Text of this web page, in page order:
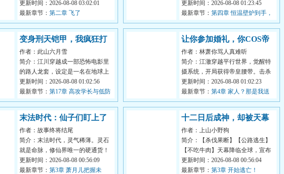
柴桥，小名也是柴桥，石桥千年不
塌，柴桥...
更新时间：2026-08-08 03:02:01
最新章节： 第二章 飞了
友和铁哥们联手推入冰湖之中溺
亡，到死他才...
更新时间：2026-08-08 01:23:45
最新章节： 第四章 恒温壁炉到手，
秦慧兰的奸情暴露
变身刑天铠甲，我疯狂打
脸弹幕
作者：此山六月雪
简介：江川穿越成一部恐怖电影里
的路人龙套，设定是一名在地球上
过着普通生活的大二学生，不料在
一次意外...
更新时间：2026-08-08 01:02:56
最新章节： 第17章 高攻学长与低防
学妹
让你参加婚礼，你COS帝
皇侠？
作者：林萧你骂人真难听
简介：江澈穿越平行世界，觉醒特
摄系统，开局获得帝皇腰带。击杀
怪物就能获得积分兑换奖励。从终
极帝皇到...
更新时间：2026-08-08 01:02:23
最新章节： 第4章 家人？那是我送
给我老婆的新婚礼物
末法时代：仙子们盯上了
我的灵石
作者：故事终将结尾
简介：末法时代，灵气稀薄。灵石
就是命脉，修仙界唯一的硬通货！
穿越而来的陈不凡没有灵根，本以
为只能当...
更新时间：2026-08-08 00:56:09
最新章节： 第3章 萧月儿把握未
十二日后成神，却被天幕
曝光了！
作者：上山小野狗
简介：【杀伐果断】【公路逃生】
【不吃牛肉】天幕降临全球，宣布
顾明将在十二日后获得超神力量。
在此之前...
更新时间：2026-08-08 00:56:04
最新章节： 第3章 开始逃亡！